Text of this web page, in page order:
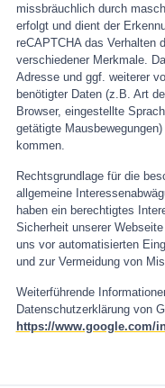
missbräuchlich durch
erfolgt und dient der
reCAPTCHA das Verhalten
verschiedener Merkmale.
Adresse und ggf. weiterer
benötigter Daten (z.B. Art
Browser, eingestellte
getätigte
kommen.
Rechtsgrundlage für die
allgemeine
haben ein berechtigtes
Sicherheit unserer
uns vor automatisierten
und zur Vermeidung von
Weiterführende
Datenschutzerklärung von
https://www.google.com/